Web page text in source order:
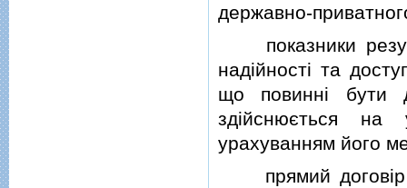
державно-
показники
надiйностi та
що повиннi бути
здiйснюється на
урахуванням його
прямий договiр -